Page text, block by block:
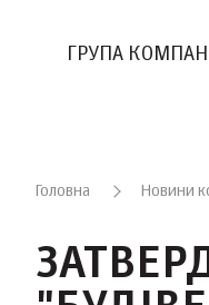
ГРУПА
Головна Новини